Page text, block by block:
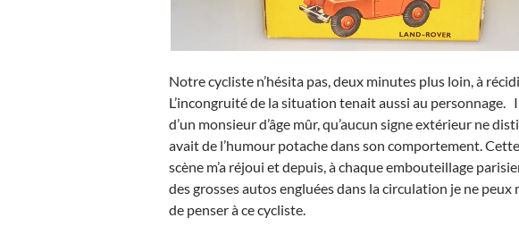
Notre cycliste n’hésita pas, deux minutes plus loin, à
L’incongruité de la situation tenait aussi au personnage.
d’un monsieur d’âge mûr, qu’aucun signe extérieur ne
avait de l’humour potache dans son comportement.
scène m’a réjoui et depuis, à chaque embouteillage
des grosses autos engluées dans la circulation je ne peux
de penser à ce cycliste.